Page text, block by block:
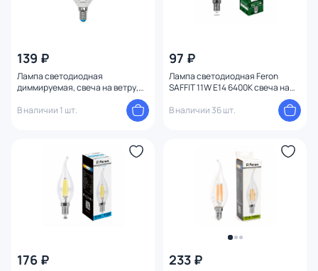
139 ₽
Лампа светодиодная
диммируемая, свеча на ветру,
матовая, теплый белый свет
Uniel Palazzo UL-00000691
В наличии 1 шт.
97 ₽
Лампа светодиодная Feron
SAFFIT 11W E14 6400K свеча на
В наличии 36 шт.
176 ₽ 233 ₽